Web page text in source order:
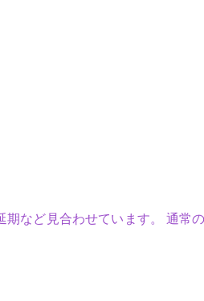
など見合わせています。 通常